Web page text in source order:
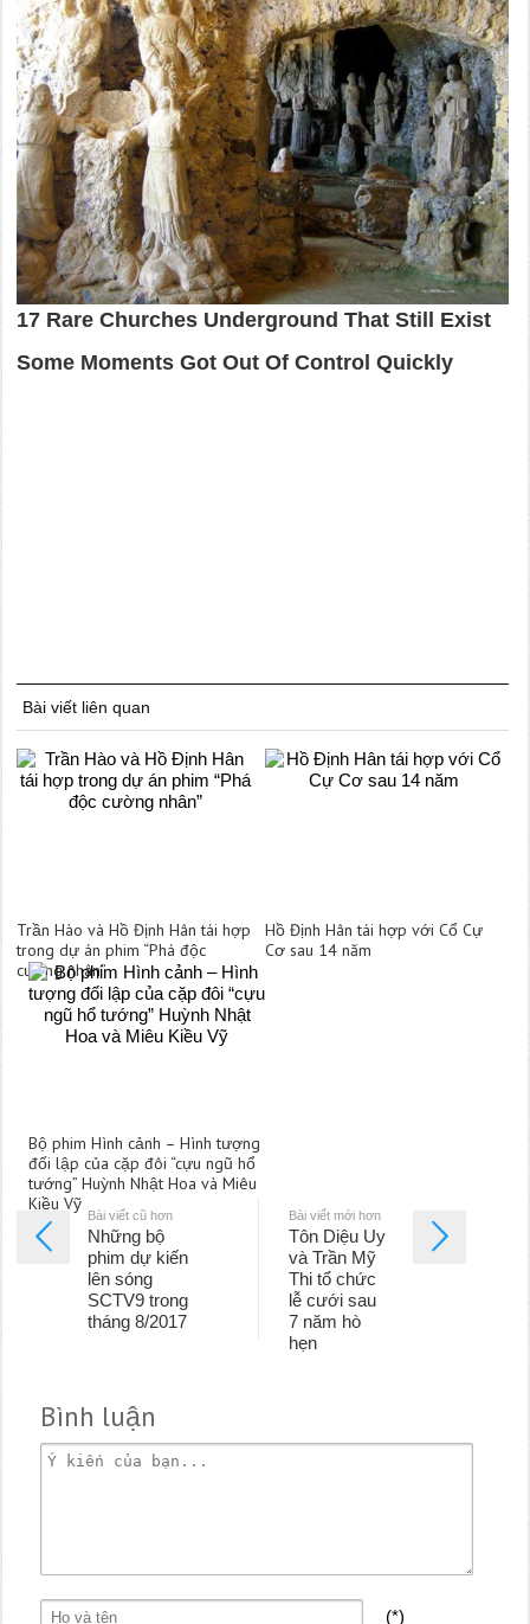
Bài viết liên quan
Trần Hào và Hồ Định Hân tái hợp
trong dự án phim “Phá độc
cường nhân”
Hồ Định Hân tái hợp với Cổ Cự
Cơ sau 14 năm
Bộ phim Hình cảnh – Hình tượng
đối lập của cặp đôi “cựu ngũ hổ
tướng” Huỳnh Nhật Hoa và Miêu
Kiều Vỹ
Bài viết cũ hơn
Những bộ
phim dự kiến
lên sóng
SCTV9 trong
tháng 8/2017
Bài viết mới hơn
Tôn Diệu Uy
và Trần Mỹ
Thi tổ chức
lễ cưới sau
7 năm hò
hẹn
Bình luận
(*)